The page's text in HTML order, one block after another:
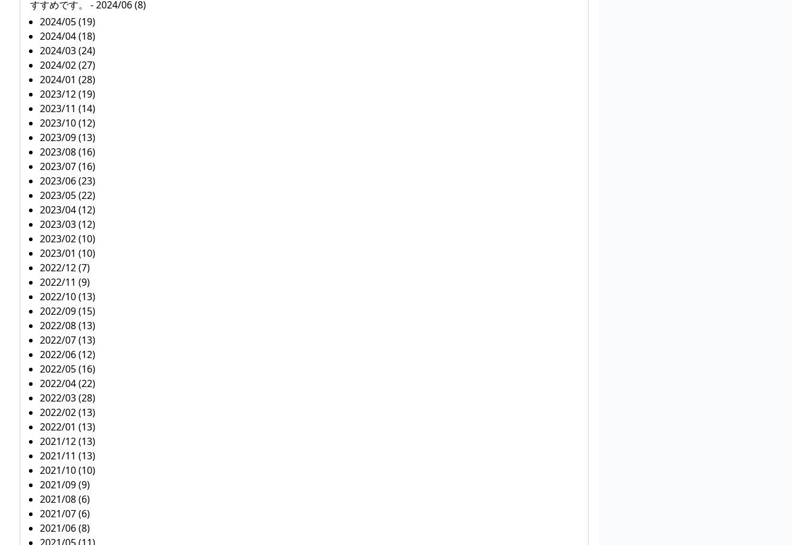
すすめです。 - 2024/06 (8)
2024/05 (19)
2024/04 (18)
2024/03 (24)
2024/02 (27)
2024/01 (28)
2023/12 (19)
2023/11 (14)
2023/10 (12)
2023/09 (13)
2023/08 (16)
2023/07 (16)
2023/06 (23)
2023/05 (22)
2023/04 (12)
2023/03 (12)
2023/02 (10)
2023/01 (10)
2022/12 (7)
2022/11 (9)
2022/10 (13)
2022/09 (15)
2022/08 (13)
2022/07 (13)
2022/06 (12)
2022/05 (16)
2022/04 (22)
2022/03 (28)
2022/02 (13)
2022/01 (13)
2021/12 (13)
2021/11 (13)
2021/10 (10)
2021/09 (9)
2021/08 (6)
2021/07 (6)
2021/06 (8)